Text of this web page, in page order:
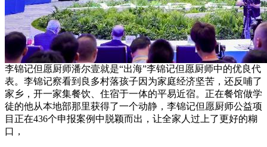
李锦记但愿厨师潘尔壹就是“出海”李锦记但愿厨师中的优良代
表。李锦记察看到良多村落孩子因为家庭经济坚苦，还反哺了
家乡，开一家集餐饮、住宿于一体的平易近宿。正在餐馆做学
徒的他从本地部那里获得了一个动静，李锦记但愿厨师公益项
目正在436个申报案例中脱颖而出，让全家人过上了更好的糊
口，